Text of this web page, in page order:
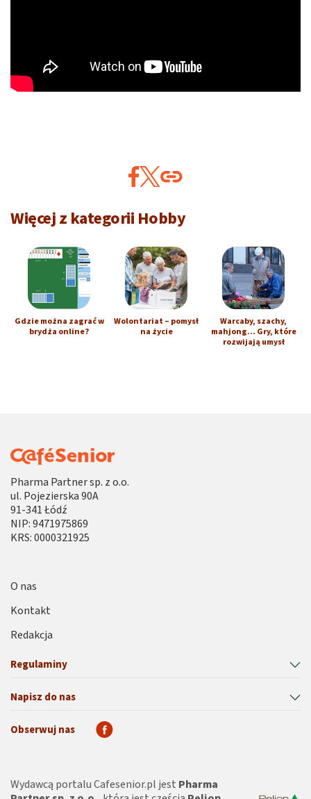
Więcej z kategorii Hobby
Gdzie można zagrać w
brydża online?
Wolontariat – pomysł
na życie
Warcaby, szachy,
mahjong… Gry, które
rozwijają umysł
Pharma Partner sp. z o.o.
ul. Pojezierska 90A
91-341 Łódź
NIP: 9471975869
KRS: 0000321925
Regulaminy
Napisz do nas
O nas
Kontakt
Redakcja
Obserwuj nas
Wydawcą portalu Cafesenior.pl jest Pharma